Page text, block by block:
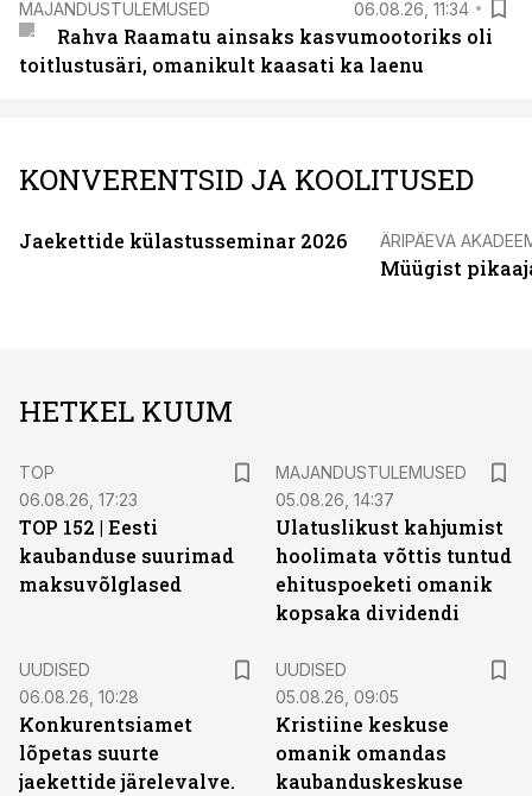
MAJANDUSTULEMUSED 06.08.26, 11:34
Rahva Raamatu ainsaks kasvumootoriks oli
toitlustusäri, omanikult kaasati ka laenu
KONVERENTSID JA KOOLITUSED
Jaekettide külastusseminar 2026 ÄRIPÄEVA
Müügist
HETKEL KUUM
TOP
06.08.26, 17:23
TOP 152 | Eesti
kaubanduse suurimad
maksuvõlglased
MAJANDUSTULEMUSED
05.08.26, 14:37
Ulatuslikust kahjumist
hoolimata võttis tuntud
ehituspoeketi omanik
kopsaka dividendi
UUDISED
06.08.26, 10:28
Konkurentsiamet
lõpetas suurte
jaekettide järelevalve.
UUDISED
05.08.26, 09:05
Kristiine keskuse
omanik omandas
kaubanduskeskuse